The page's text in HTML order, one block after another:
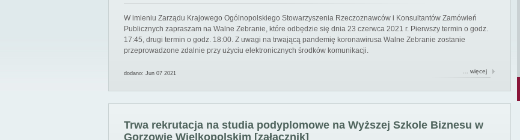
W imieniu Zarządu Krajowego Ogólnopolskiego Stowarzyszenia Rzeczoznawców i Konsultantów Zamówień
Publicznych zapraszam na Walne Zebranie, które odbędzie się dnia 23 czerwca 2021 r. Pierwszy termin o godz.
17:45, drugi termin o godz. 18:00. Z uwagi na trwającą pandemię koronawirusa Walne Zebranie zostanie
przeprowadzone zdalnie przy użyciu elektronicznych środków komunikacji.
dodano: Jun 07 2021 … więcej
Trwa rekrutacja na studia podyplomowe na Wyższej Szkole Biznesu w
Gorzowie Wielkopolskim [załącznik]